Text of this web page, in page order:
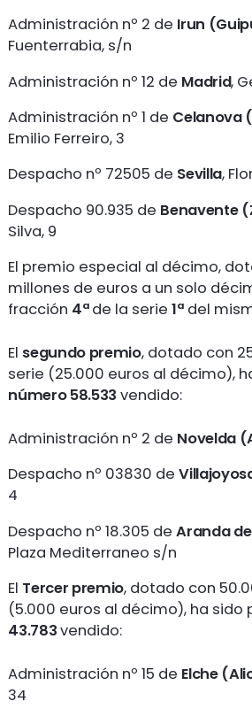
Administración nº 2 de Irun
Fuenterrabia, s/n
Administración nº 12 de Madrid,
Administración nº 1 de Celanova
Emilio Ferreiro, 3
Despacho nº 72505 de Sevilla,
Despacho 90.935 de Benavente
Silva, 9
El premio especial al décimo,
millones de euros a un solo
fracción 4ªde la serie1ªdel
El segundo premio, dotado con
serie (25.000 euros al décimo),
número 58.533 vendido:
Administración nº 2 de Novelda
Despacho nº 03830 de
4
Despacho nº 18.305 deAranda
Plaza Mediterraneo s/n
El Tercer premio, dotado con
(5.000 euros al décimo), ha sido
43.783vendido:
Administración nº 15 de Elche
34